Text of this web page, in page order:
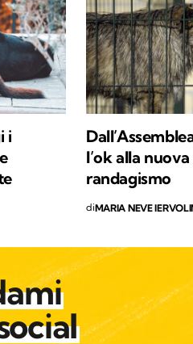
che mi circonda.
i
l’ok alla
randagismo
diMARIA NEVE